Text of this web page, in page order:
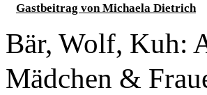
Gastbeitrag von Michaela Dietrich
Bär, Wolf, Kuh:
Mädchen &